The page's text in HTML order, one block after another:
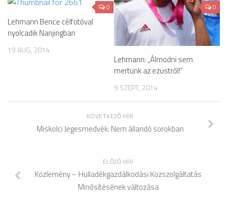
0
Lehmann Bence célfotóval
nyolcadik Nanjingban
19 AUG, 2014
0
Lehmann: „Álmodni sem
mertünk az ezüstről!”
9 SZEPT, 2014
KÖVETKEZŐ HÍR
Miskolci Jegesmedvék: Nem állandó sorokban
ELŐZŐ HÍR
Közlemény – Hulladékgazdálkodási Közszolgáltatás
Minősítésének változása